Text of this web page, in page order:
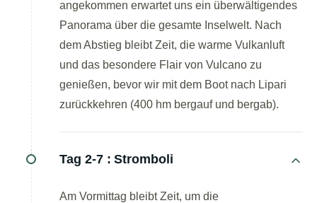
angekommen erwartet uns ein überwältigendes
Panorama über die gesamte Inselwelt. Nach
dem Abstieg bleibt Zeit, die warme Vulkanluft
und das besondere Flair von Vulcano zu
genießen, bevor wir mit dem Boot nach Lipari
zurückkehren (400 hm bergauf und bergab).
Tag 2-7 : Stromboli
Am Vormittag bleibt Zeit, um die